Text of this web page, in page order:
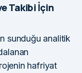
Takibi İçin
sunduğu analitik
hafriyat